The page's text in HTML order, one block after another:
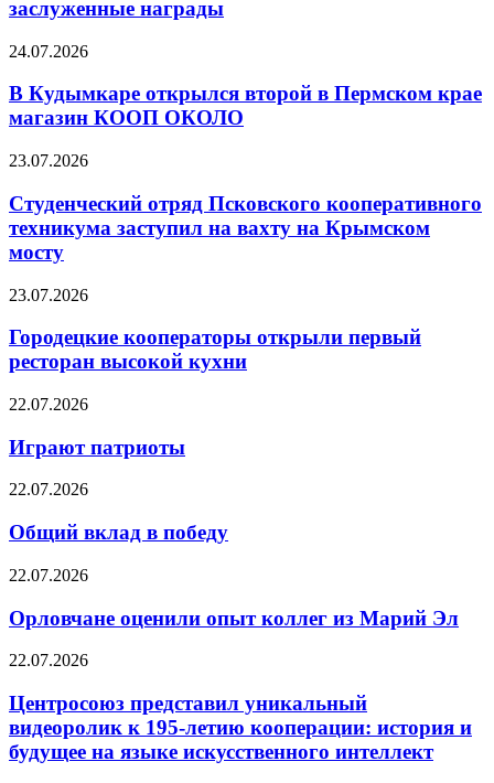
заслуженные награды
24.07.2026
В Кудымкаре открылся второй в Пермском крае
магазин КООП ОКОЛО
23.07.2026
Студенческий отряд Псковского кооперативного
техникума заступил на вахту на Крымском
мосту
23.07.2026
Городецкие кооператоры открыли первый
ресторан высокой кухни
22.07.2026
Играют патриоты
22.07.2026
Общий вклад в победу
22.07.2026
Орловчане оценили опыт коллег из Марий Эл
22.07.2026
Центросоюз представил уникальный
видеоролик к 195-летию кооперации: история и
будущее на языке искусственного интеллект